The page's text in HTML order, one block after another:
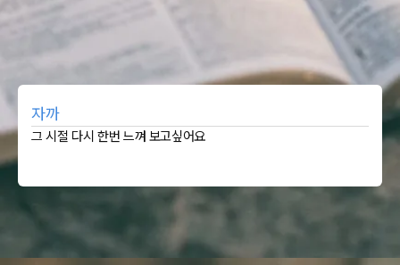
자까
그 시절 다시 한번 느껴 보고싶어요